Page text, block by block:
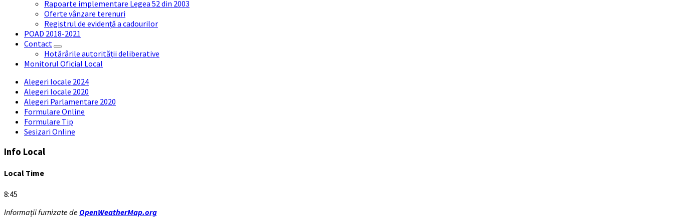
Rapoarte implementare Legea 52 din 2003
Oferte vânzare terenuri
Registrul de evidență a cadourilor
POAD 2018-2021
Contact
Hotărârile autorității deliberative
Monitorul Oficial Local
Alegeri locale 2024
Alegeri locale 2020
Alegeri Parlamentare 2020
Formulare Online
Formulare Tip
Sesizari Online
Info Local
Local Time
8:45
Informații furnizate de OpenWeatherMap.org